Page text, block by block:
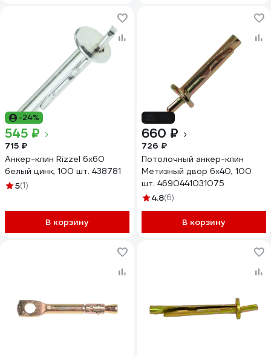
-24%
545 ₽
715 ₽
Анкер-клин Rizzel 6x60
белый цинк, 100 шт. 438781
5(1)
В корзину
660 ₽
726 ₽
Потолочный анкер-клин
Метизный двор 6х40, 100
шт. 4690441031075
4.8(6)
В корзину